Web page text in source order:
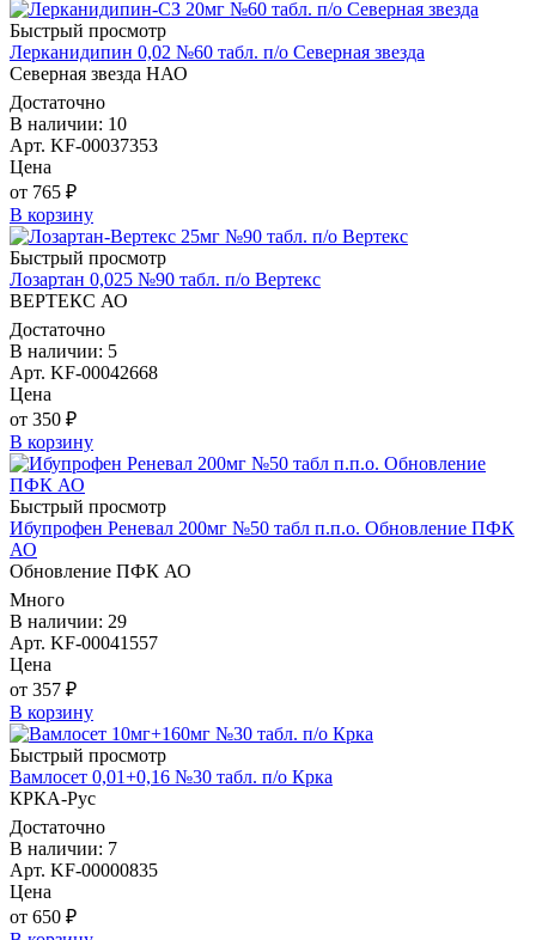
Быстрый просмотр
Лерканидипин 0,02 №60 табл. п/о Северная звезда
Северная звезда НАО
Достаточно
В наличии: 10
Арт. KF-00037353
Цена
от 765 ₽
В корзину
Быстрый просмотр
Лозартан 0,025 №90 табл. п/о Вертекс
ВЕРТЕКС АО
Достаточно
В наличии: 5
Арт. KF-00042668
Цена
от 350 ₽
В корзину
Быстрый просмотр
Ибупрофен Реневал 200мг №50 табл п.п.о. Обновление ПФК
АО
Обновление ПФК АО
Много
В наличии: 29
Арт. KF-00041557
Цена
от 357 ₽
В корзину
Быстрый просмотр
Вамлосет 0,01+0,16 №30 табл. п/о Крка
КРКА-Рус
Достаточно
В наличии: 7
Арт. KF-00000835
Цена
от 650 ₽